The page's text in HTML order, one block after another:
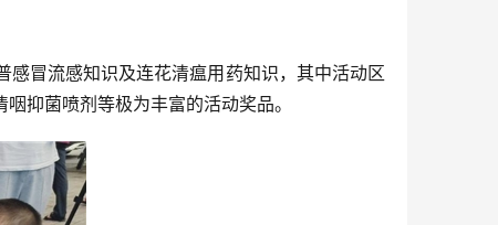
冒流感知识及连花清瘟用药知识，其中活动区
抑菌喷剂等极为丰富的活动奖品。